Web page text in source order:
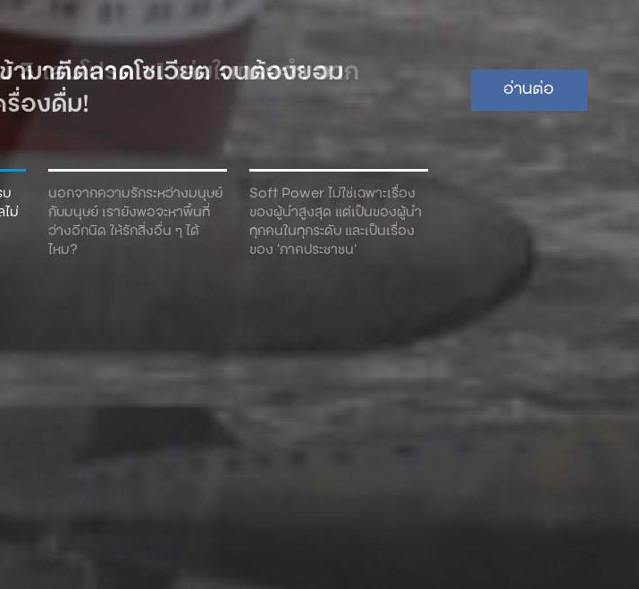
บ
ไม่
นอกจากความรักระหว่างมนุษย์
กับมนุษย์ เรายังพอจะหาพื้นที่
ว่างอีกนิด ให้รักสิ่งอื่น ๆ ได้
ไหม?
Soft Power ไม่ใช่เฉพาะเรื่อง
ของผู้นําสูงสุด แต่เป็นของผู้นํา
ทุกคนในทุกระดับ และเป็นเรื่อง
ของ ‘ภาคประชาชน’
ามาตีตลาดโซเวียต จนต้องยอม
รื่องดื่ม!
อ่านต่อ